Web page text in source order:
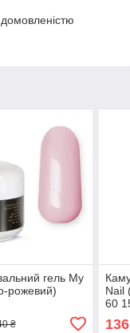
гель My
рожевий)
₴
Nail
60